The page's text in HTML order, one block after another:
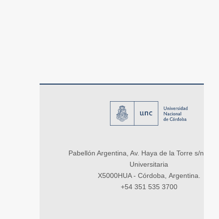
Pabellón Argentina, Av. Haya de la Torre s/n,
Universitaria
X5000HUA - Córdoba, Argentina.
+54 351 535 3700